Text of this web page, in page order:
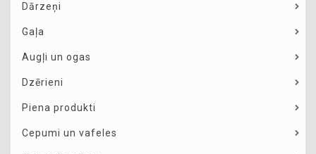
Dārzeņi
Gaļa
Augļi un ogas
Dzērieni
Piena produkti
Cepumi un vafeles